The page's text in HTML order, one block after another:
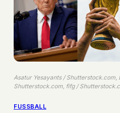
Asatur Yesayants / Shutterstock.com,
Shutterstock.com, fifg /
FUSSBALL